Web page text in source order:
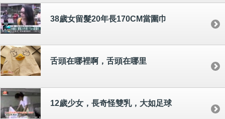
38歲女留髮20年長170CM當圍巾
舌頭在哪裡啊，舌頭在哪里
12歲少女，長奇怪雙乳，大如足球